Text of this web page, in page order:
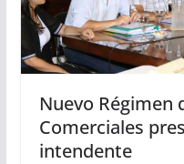
Nuevo Régimen
Comerciales
intendente